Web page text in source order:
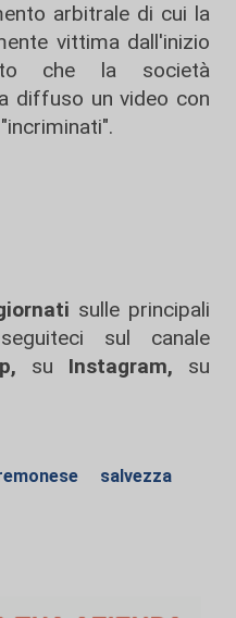
arbitrale di cui la
vittima dall'inizio
che la società
diffuso un video con
sulle principali
sul canale
su Instagram, su
salvezza